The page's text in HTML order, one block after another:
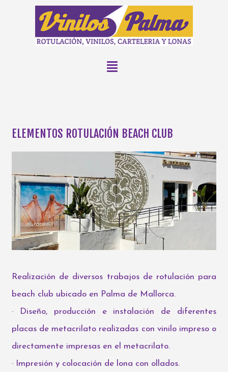
ELEMENTOS ROTULACIÓN BEACH CLUB
Realización de diversos trabajos de rotulación para
beach club ubicado en Palma de Mallorca.
· Diseño, producción e instalación de diferentes
placas de metacrilato realizadas con vinilo impreso o
directamente impresas en el metacrilato.
· Impresión y colocación de lona con ollados.